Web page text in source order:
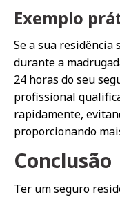
Exemplo
Se a sua residência
durante a
24 horas do seu
profissional
rapidamente,
proporcionando
Conclusão
Ter um seguro